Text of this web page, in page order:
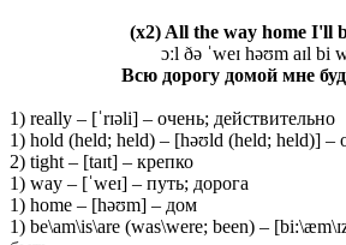
(x2) All the way home I'll
ɔːl ðə ˈweɪ həʊm aɪl bi
Всю дорогу домой мне
1) really – [ˈrɪəli] – очень; действительно
1) hold (held; held) – [həʊld (held; held)] –
2) tight – [taɪt] – крепко
1) way – [ˈweɪ] – путь; дорога
1) home – [həʊm] – дом
1) be\am\is\are (was\were; been) –